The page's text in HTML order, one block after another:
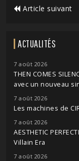
Article suivant
ACTUALITÉS
7 août 2026
THEN COMES
avec un nouveau
7 août 2026
Les machines de
7 août 2026
AESTHETIC
Villain Era
7 août 2026